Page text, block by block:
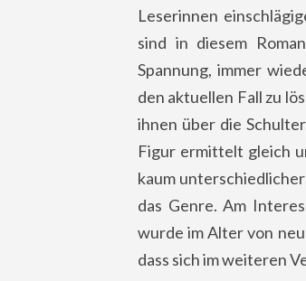
Leserinnen
sind in diesem
Spannung, immer
den aktuellen Fall zu
ihnen über die
Figur ermittelt gleich
kaum
das Genre. Am
wurde im Alter von
dass sich im weiteren